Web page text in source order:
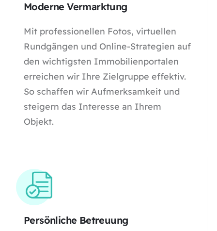
Moderne Vermarktung
Mit professionellen Fotos, virtuellen
Rundgängen und Online-Strategien auf
den wichtigsten Immobilienportalen
erreichen wir Ihre Zielgruppe effektiv.
So schaffen wir Aufmerksamkeit und
steigern das Interesse an Ihrem
Objekt.
Persönliche Betreuung